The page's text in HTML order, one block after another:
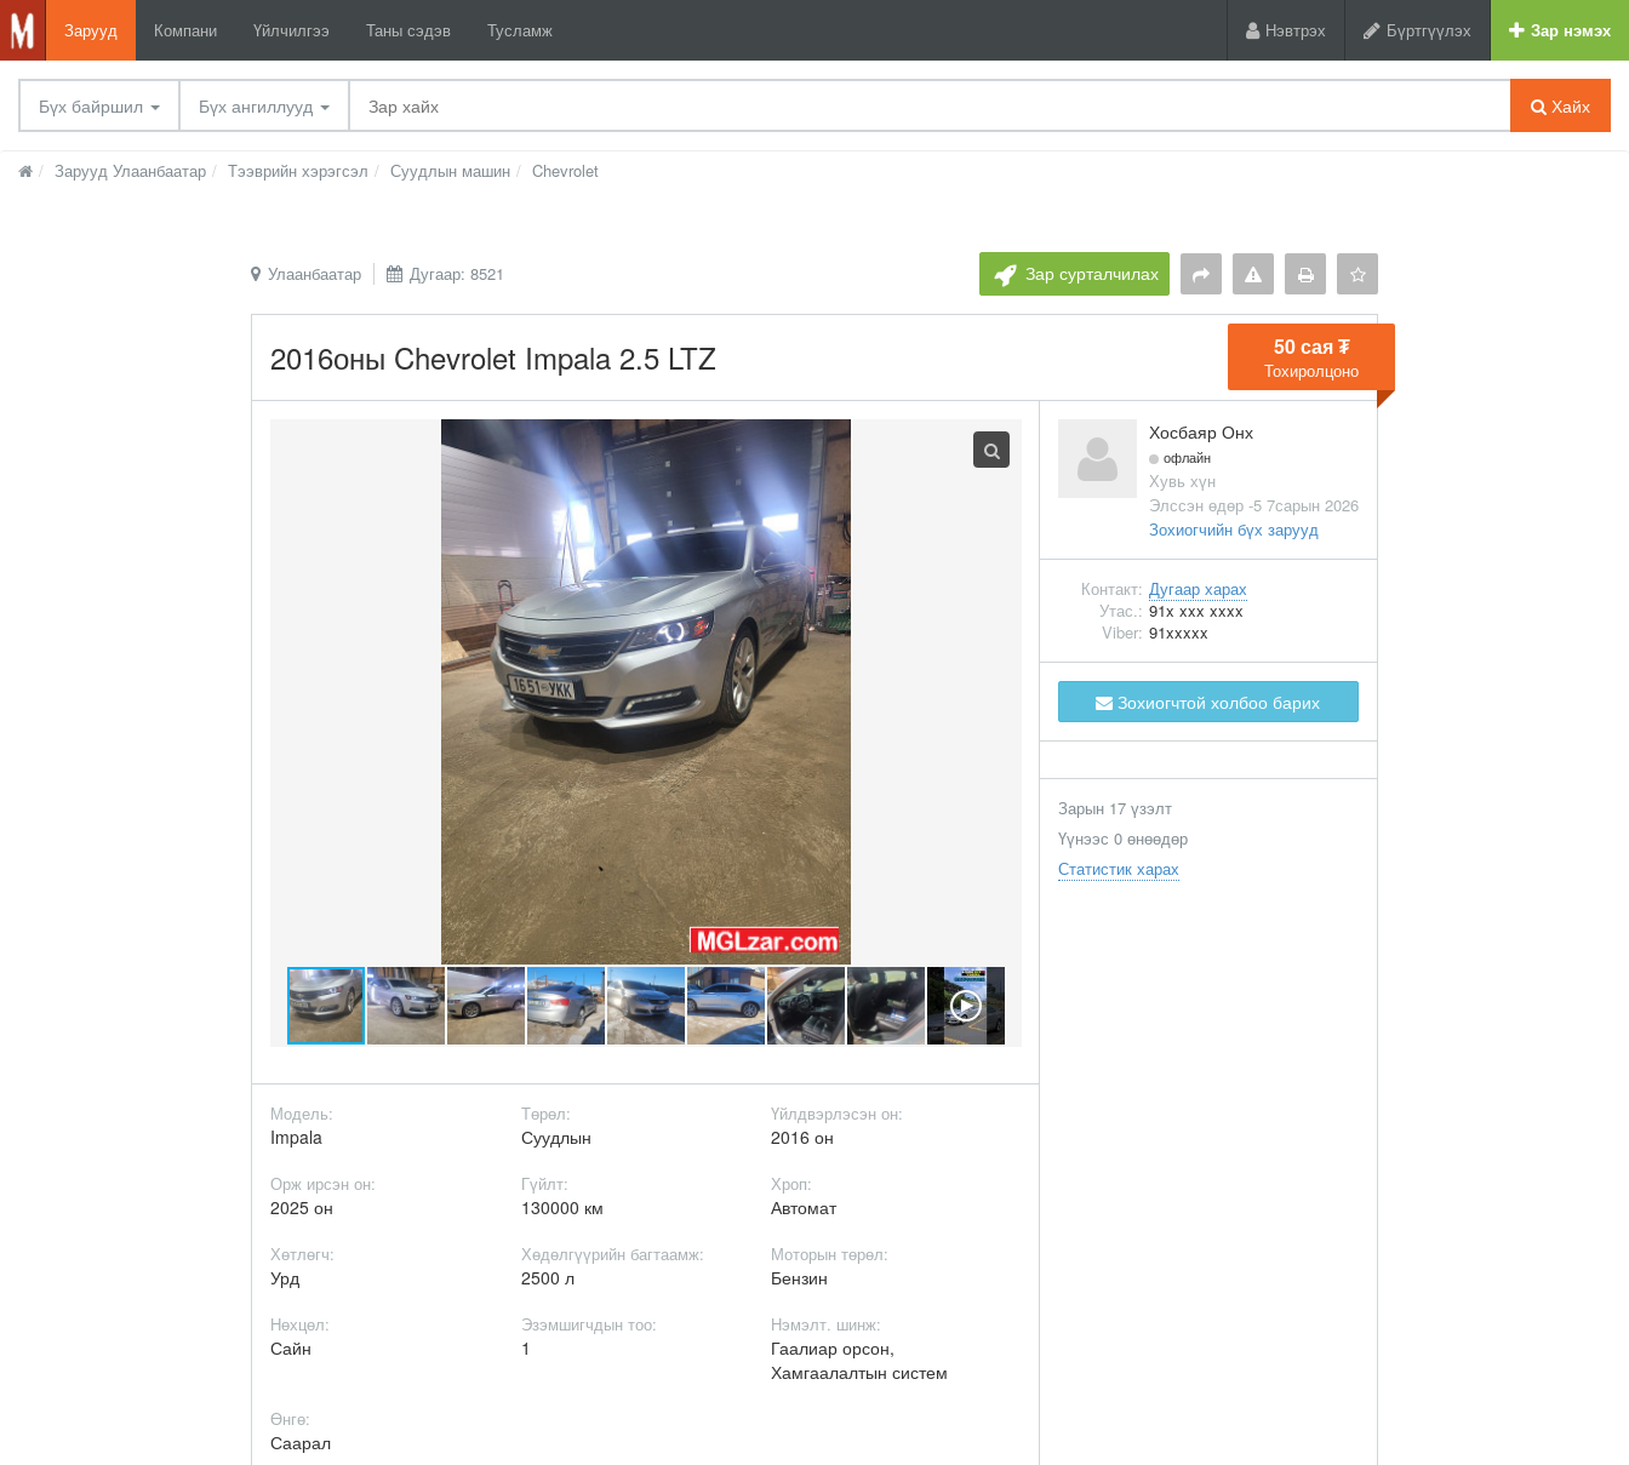
Зарууд Компани Үйлчилгээ Таны сэдэв Тусламж Нэвтрэх Бүртгүүлэх Зар нэмэх
Бүх байршил Бүх ангиллууд Хайх
Зарууд Улаанбаатар Тээврийн хэрэгсэл Суудлын машин Chevrolet
Улаанбаатар Дугаар: 8521 Зар сурталчилах
2016оны Chevrolet Impala 2.5 LTZ 50 сая ₮
Тохиролцоно
Модель:
Impala
Төрөл:
Суудлын
Үйлдвэрлэсэн он:
2016 он
Орж ирсэн он:
2025 он
Гүйлт:
130000 км
Хроп:
Автомат
Хөтлөгч:
Урд
Хөдөлгүүрийн багтаамж:
2500 л
Моторын төрөл:
Бензин
Нөхцөл:
Сайн
Эзэмшигчдын тоо:
1
Нэмэлт. шинж:
Гаалиар орсон,
Хамгаалалтын систем
Өнгө:
Саарал
Хосбаяр Онх
офлайн
Хувь хүн
Элссэн өдөр -5 7сарын 2026
Зохиогчийн бүх зарууд
Контакт: Дугаар харах
Утас.: 91x xxx xxxx
Viber: 91xxxxx
Зохиогчтой холбоо барих
Зарын 17 үзэлт
Үүнээс 0 өнөөдөр
Статистик харах